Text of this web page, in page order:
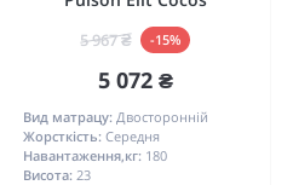
5 967 ₴ -15%
5 072 ₴
Вид матрацу: Двосторонній
Жорсткість: Середня
Навантаження,кг: 180
Висота: 23